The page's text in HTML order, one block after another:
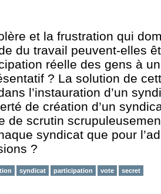
et la frustration qui
du travail peuvent-elles
réelle des gens à
? La solution de
l’instauration d’un
de création d’un
de scrutin
syndicat que pour
?
syndicat participation vote secret